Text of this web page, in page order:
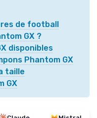
de football
GX ?
disponibles
Phantom GX
taille
GX